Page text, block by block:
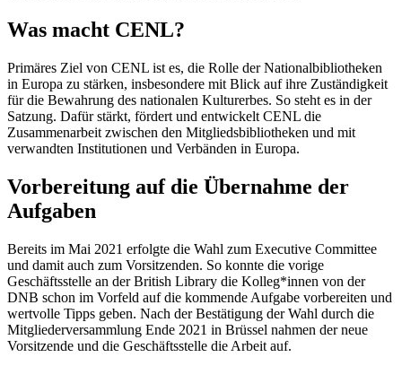
Was macht CENL?
Primäres Ziel von CENL ist es, die Rolle der Nationalbibliotheken
in Europa zu stärken, insbesondere mit Blick auf ihre Zuständigkeit
für die Bewahrung des nationalen Kulturerbes. So steht es in der
Satzung. Dafür stärkt, fördert und entwickelt CENL die
Zusammenarbeit zwischen den Mitgliedsbibliotheken und mit
verwandten Institutionen und Verbänden in Europa.
Vorbereitung auf die Übernahme der
Aufgaben
Bereits im Mai 2021 erfolgte die Wahl zum Executive Committee
und damit auch zum Vorsitzenden. So konnte die vorige
Geschäftsstelle an der British Library die Kolleg*innen von der
DNB schon im Vorfeld auf die kommende Aufgabe vorbereiten und
wertvolle Tipps geben. Nach der Bestätigung der Wahl durch die
Mitgliederversammlung Ende 2021 in Brüssel nahmen der neue
Vorsitzende und die Geschäftsstelle die Arbeit auf.